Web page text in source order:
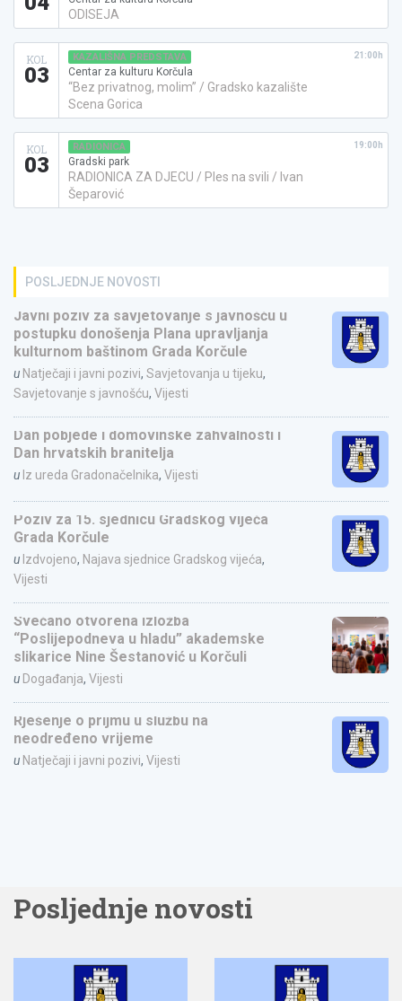
ODISEJA
KOL
03
KAZALIŠNA PREDSTAVA
Centar za kulturu Korčula
“Bez privatnog, molim” / Gradsko kazalište
Scena Gorica
21:00h
KOL
03
RADIONICA
Gradski park
RADIONICA ZA DJECU / Ples na svili / Ivan
Šeparović
19:00h
POSLJEDNJE NOVOSTI
Javni poziv za savjetovanje s javnošću u
postupku donošenja Plana upravljanja
kulturnom baštinom Grada Korčule
u Natječaji i javni pozivi, Savjetovanja u tijeku,
Savjetovanje s javnošću, Vijesti
Dan pobjede i domovinske zahvalnosti i
Dan hrvatskih branitelja
u Iz ureda Gradonačelnika, Vijesti
Poziv za 15. sjednicu Gradskog vijeća
Grada Korčule
u Izdvojeno, Najava sjednice Gradskog vijeća,
Vijesti
Svečano otvorena izložba
“Poslijepodneva u hladu” akademske
slikarice Nine Šestanović u Korčuli
u Događanja, Vijesti
Rješenje o prijmu u službu na
neodređeno vrijeme
u Natječaji i javni pozivi, Vijesti
Posljednje novosti